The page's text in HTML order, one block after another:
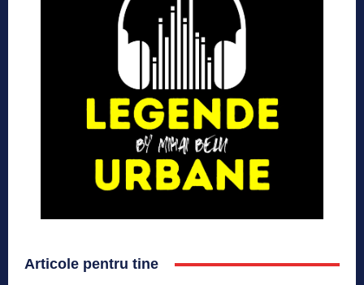
Articole pentru tine